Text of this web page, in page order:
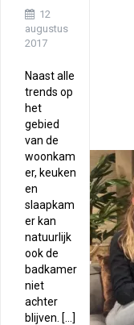
12
augustus
2017
Naast alle
trends op
het
gebied
van de
woonkam
er, keuken
en
slaapkam
er kan
natuurlijk
ook de
badkamer
niet
achter
blijven. […]